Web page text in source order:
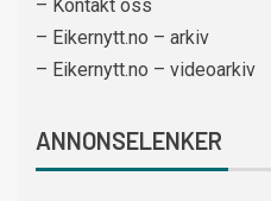
– Kontakt oss
– Eikernytt.no – arkiv
– Eikernytt.no – videoarkiv
ANNONSELENKER